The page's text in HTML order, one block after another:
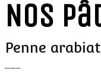
Nos
Penne